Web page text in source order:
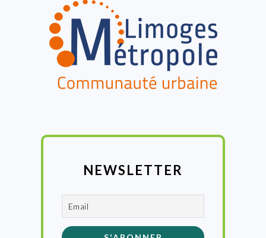
NEWSLETTER